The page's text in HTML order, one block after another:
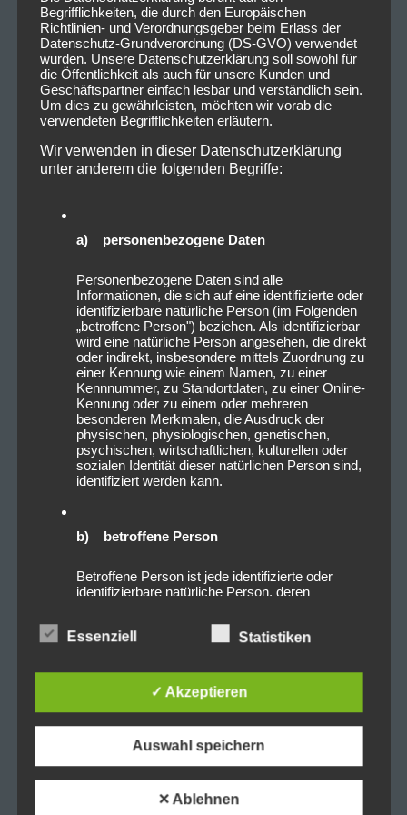
Begrifflichkeiten, die durch den Europäischen
Richtlinien- und Verordnungsgeber beim Erlass der
Datenschutz-Grundverordnung (DS-GVO) verwendet
wurden. Unsere Datenschutzerklärung soll sowohl für
die Öffentlichkeit als auch für unsere Kunden und
Geschäftspartner einfach lesbar und verständlich sein.
Um dies zu gewährleisten, möchten wir vorab die
verwendeten Begrifflichkeiten erläutern.
Wir verwenden in dieser Datenschutzerklärung
unter anderem die folgenden Begriffe:
a) personenbezogene Daten
Personenbezogene Daten sind alle
Informationen, die sich auf eine identifizierte oder
identifizierbare natürliche Person (im Folgenden
„betroffene Person") beziehen. Als identifizierbar
wird eine natürliche Person angesehen, die direkt
oder indirekt, insbesondere mittels Zuordnung zu
einer Kennung wie einem Namen, zu einer
Kennnummer, zu Standortdaten, zu einer Online-
Kennung oder zu einem oder mehreren
besonderen Merkmalen, die Ausdruck der
physischen, physiologischen, genetischen,
psychischen, wirtschaftlichen, kulturellen oder
sozialen Identität dieser natürlichen Person sind,
identifiziert werden kann.
b) betroffene Person
Betroffene Person ist jede identifizierte oder
identifizierbare natürliche Person, deren
Verarbeitung Verantwortlichen verarbeitet
werden.
c) Verarbeitung
automatisierter Verfahren ausgeführte Vorgang
oder jede solche Vorgangsreihe im
Zusammenhang mit personenbezogenen Daten
wie das Erheben, das Erfassen, die
Essenziell Statistiken
✓ Akzeptieren
Auswahl speichern
✕ Ablehnen